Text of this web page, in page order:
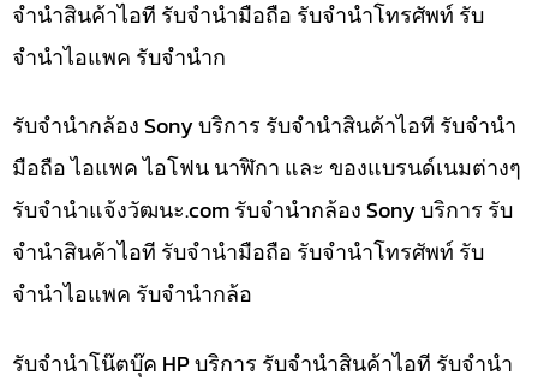
จำนำสินค้าไอที รับจำนำมือถือ รับจำนำโทรศัพท์ รับ
จำนำไอแพค รับจำนำก
รับจำนำกล้อง Sony บริการ รับจำนำสินค้าไอที รับจำนำ
มือถือ ไอแพค ไอโฟน นาฬิกา และ ของแบรนด์เนมต่างๆ
รับจํานําแจ้งวัฒนะ.com รับจำนำกล้อง Sony บริการ รับ
จำนำสินค้าไอที รับจำนำมือถือ รับจำนำโทรศัพท์ รับ
จำนำไอแพค รับจำนำกล้อ
รับจำนำโน๊ตบุ๊ค HP บริการ รับจำนำสินค้าไอที รับจำนำ